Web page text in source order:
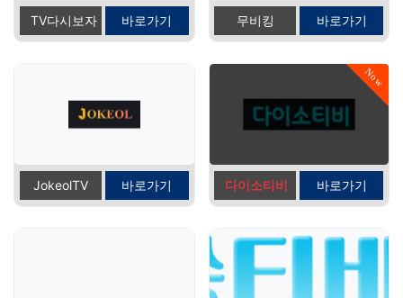
TV다시보자 바로가기 무비킹 바로가기
JokeolTV 바로가기
Now
다이소티비 바로가기